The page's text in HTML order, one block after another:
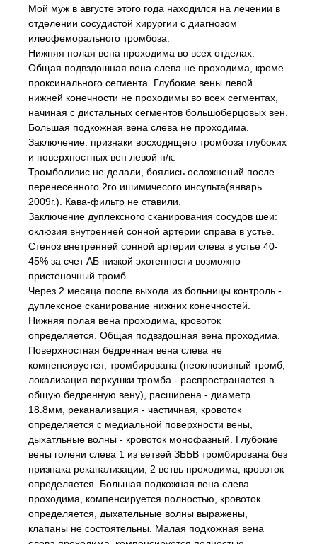
Мой муж в августе этого года находился на лечении в
отделении сосудистой хирургии с диагнозом
илеофеморального тромбоза.
Нижняя полая вена проходима во всех отделах.
Общая подвздошная вена слева не проходима, кроме
проксинального сегмента. Глубокие вены левой
нижней конечности не проходимы во всех сегментах,
начиная с дистальных сегментов большоберцовых вен.
Большая подкожная вена слева не проходима.
Заключение: признаки восходящего тромбоза глубоких
и поверхностных вен левой н/к.
Тромболизис не делали, боялись осложнений после
перенесенного 2го ишимичесого инсульта(январь
2009г.). Кава-фильтр не ставили.
Заключение дуплексного сканирования сосудов шеи:
оклюзия внутренней сонной артерии справа в устье.
Стеноз внетренней сонной артерии слева в устье 40-
45% за счет АБ низкой эхогенности возможно
пристеночный тромб.
Через 2 месяца после выхода из больницы контроль -
дуплексное сканирование нижних конечностей.
Нижняя полая вена проходима, кровоток
определяется. Общая подвздошная вена проходима.
Поверхностная бедренная вена слева не
компенсируется, тромбирована (неоклюзивный тромб,
локализация верхушки тромба - распространяется в
общую бедренную вену), расширена - диаметр
18.8мм, реканализация - частичная, кровоток
определяется с медиальной поверхности вены,
дыхатльные волны - кровоток монофазный. Глубокие
вены голени слева 1 из ветвей ЗББВ тромбирована без
признака реканализации, 2 ветвь проходима, кровоток
определяется. Большая подкожная вена слева
проходима, компенсируется полностью, кровоток
определяется, дыхательные волны выражены,
клапаны не состоятельны. Малая подкожная вена